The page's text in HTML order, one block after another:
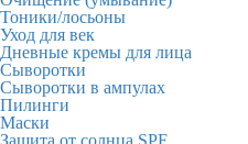
Тоники/лосьоны
Уход для век
Дневные кремы для лица
Сыворотки
Сыворотки в ампулах
Пилинги
Маски